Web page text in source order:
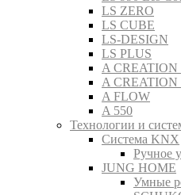
LS ZERO
LS CUBE
LS-DESIGN
LS PLUS
A CREATION
A CREATION
A FLOW
A 550
Технологии и
Система KNX
Ручное
JUNG HOME
Умные